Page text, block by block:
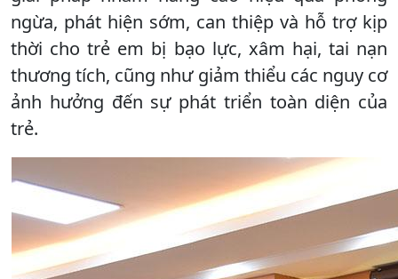
ngừa, phát hiện sớm, can thiệp và hỗ trợ kịp
thời cho trẻ em bị bạo lực, xâm hại, tai nạn
thương tích, cũng như giảm thiểu các nguy cơ
ảnh hưởng đến sự phát triển toàn diện của
trẻ.